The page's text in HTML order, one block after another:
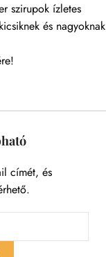
szirupok ízletes
és nagyoknak
címét, és